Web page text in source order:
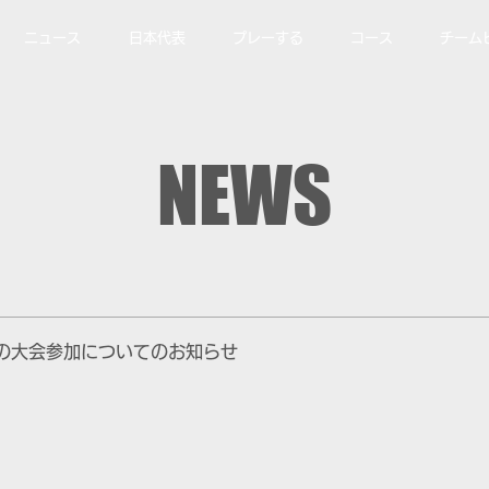
NEWS
大会参加についてのお知らせ